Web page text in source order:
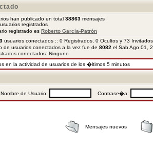
han publicado en total 38863 mensajes
usuarios registrados
registrado es Roberto García-Patrón
usuarios conectados :: 0 Registrados, 0 Ocultos y 73
usuarios conectados a la vez fue de 8082 el Sab Ago 01,
conectados: Ninguno
en la actividad de usuarios de los �ltimos 5 minutos
Nombre de Usuario: Contrase�a:
Mensajes nuevos